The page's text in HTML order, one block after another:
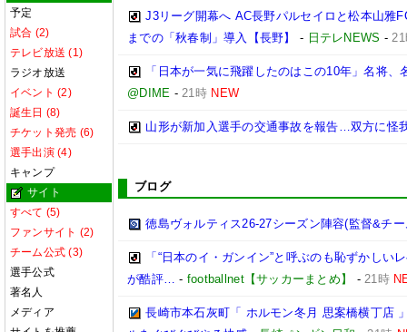
予定
試合 (2)
テレビ放送 (1)
ラジオ放送
イベント (2)
誕生日 (8)
チケット発売 (6)
選手出演 (4)
キャンプ
サイト
すべて (5)
ファンサイト (2)
チーム公式 (3)
選手公式
著名人
メディア
J3リーグ開幕へ AC長野パルセイロと松本山雅
までの「秋春制」導入【長野】
- 日テレNEWS -
「日本が一気に飛躍したのはこの10年」名将
@DIME -21時 NEW
山形が新加入選手の交通事故を報告…双方に怪
ブログ
徳島ヴォルティス26-27シーズン陣容(監督&チ
「“日本のイ・ガンイン”と呼ぶのも恥ずかしい
が酷評… - footballnet【サッカーまとめ】 -21時
長崎市本石灰町「 ホルモン冬月 思案橋横丁店